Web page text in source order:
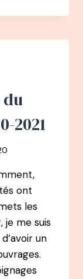
du
2021
ont
les
je me suis
un